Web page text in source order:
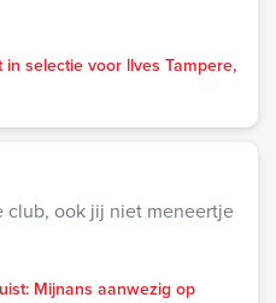
selectie voor llves Tampere,
club, ook jij niet meneertje
Mijnans aanwezig op